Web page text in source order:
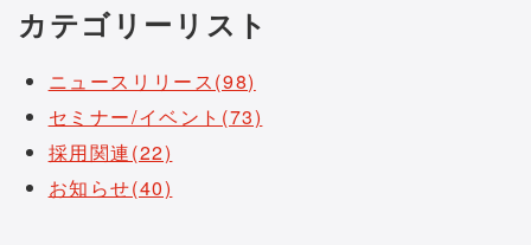
カテゴリーリスト
ニュースリリース(98)
セミナー/イベント(73)
採用関連(22)
お知らせ(40)